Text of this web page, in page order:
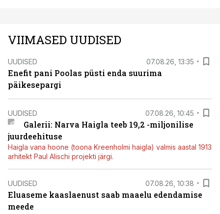
VIIMASED UUDISED
UUDISED 07.08.26, 13:35
Enefit pani Poolas püsti enda suurima
päikesepargi
UUDISED 07.08.26, 10:45
Galerii: Narva Haigla teeb 19,2 -miljonilise
juurdeehituse
Haigla vana hoone (toona Kreenholmi haigla) valmis aastal 1913
arhitekt Paul Alischi projekti järgi.
UUDISED 07.08.26, 10:38
Eluaseme kaaslaenust saab maaelu edendamise
meede